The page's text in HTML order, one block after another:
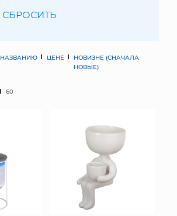
МЯГКИЕ ИГРУШКИ
ИСКУССТВЕННЫЕ ЦВЕТЫ
НАЗВАНИЮ ЦЕНЕ
НОВИЗНЕ (СНАЧАЛА
НОВЫЕ)
60